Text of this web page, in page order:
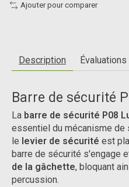
Ajouter pour comparer
Description Évaluations
Barre de sécurité
La barre de sécurité P08
essentiel du mécanisme
le levier de sécurité est
barre de sécurité s'engage
de la gâchette, bloquant
percussion.